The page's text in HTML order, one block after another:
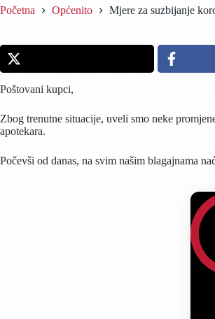
Početna Općenito Mjere za suzbijanje
Poštovani kupci,
Zbog trenutne situacije, uveli smo neke
apotekara.
Počevši od danas, na svim našim blagajnama